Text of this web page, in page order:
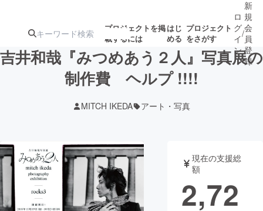
プロジェクトを掲
載するには
はじ
める
プロジェクト
をさがす
ジェクト
募集終了が近いプ
ロジェクト
アート・写真 音楽
テクノロジー・ガジェット ゲーム・サ
ロ
グ
イ
ン
/
新
規
会
員
登
録
吉井和哉『みつめあう２人』写真展の
制作費 ヘルプ !!!!
MITCH IKEDA アート・写真
現在の支援総
額
2,72